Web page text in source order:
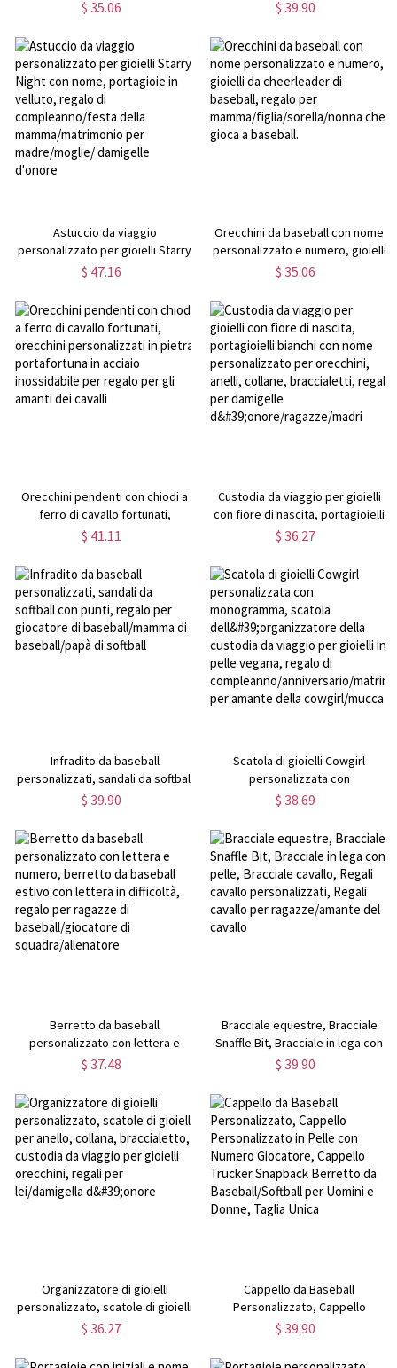
damigella d'onore, Regalo da
ragazza/amica, Portagioielli da
matrimonio/viaggio, Regalo di
compleanno/festa della mamma,
Regalo di Natale glitterato,
Regalo di compleanno, Regal
$ 35.06
pallacanestro/baseball/hockey,
sport/compleanno/festa della
mamma per mamma/figlia di
baseball
$ 39.90
Astuccio da viaggio
personalizzato per gioielli Starry
Night con nome, portagioie in
compleanno/festa della
mamma/matrimonio per
madre/moglie/ damigelle
d'onore
$ 47.16
Orecchini da baseball con nome
personalizzato e numero, gioielli
da cheerleader di baseball,
mamma/figlia/sorella/nonna che
gioca a baseball.
$ 35.06
Orecchini pendenti con chiodi a
ferro di cavallo fortunati,
orecchini personalizzati in pietra
inossidabile per regalo per gli
amanti dei cavalli
$ 41.11
Custodia da viaggio per gioielli
con fiore di nascita, portagioielli
bianchi con nome personalizzato
braccialetti, regali per damigelle
d'onore/ragazze/madri
$ 36.27
Infradito da baseball
personalizzati, sandali da softball
con punti, regalo per giocatore di
baseball/papà di softball
$ 39.90
Scatola di gioielli Cowgirl
personalizzata con
monogramma, scatola
da viaggio per gioielli in pelle
vegana, regalo di
compleanno/anniversario/
per amante della cowgirl/mucca
$ 38.69
Berretto da baseball
personalizzato con lettera e
numero, berretto da baseball
regalo per ragazze di
baseball/giocatore di
squadra/allenatore
$ 37.48
Bracciale equestre, Bracciale
Snaffle Bit, Bracciale in lega con
pelle, Bracciale cavallo, Regali
cavallo per ragazze/amante del
cavallo
$ 39.90
Organizzatore di gioielli
personalizzato, scatole di gioielli
per anello, collana, braccialetto,
orecchini, regali per lei/damigella
$ 36.27
Cappello da Baseball
Personalizzato, Cappello
Personalizzato in Pelle con
Trucker Snapback Berretto da
$ 39.90